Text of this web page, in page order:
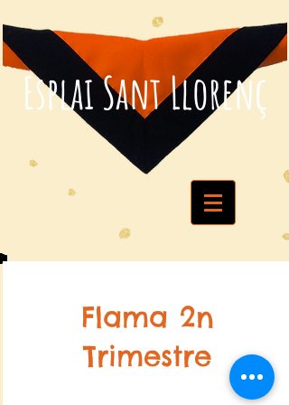
Esplai Sant Llorenç
Flama 2n
Trimestre